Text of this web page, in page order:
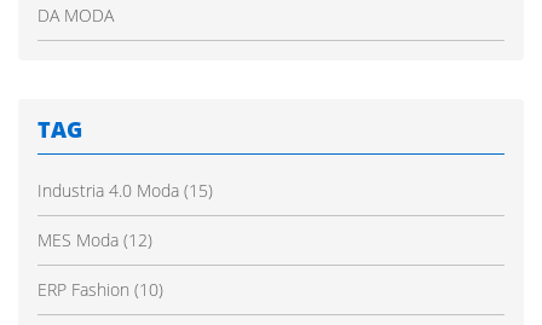
DA MODA
TAG
Industria 4.0 Moda (15)
MES Moda (12)
ERP Fashion (10)